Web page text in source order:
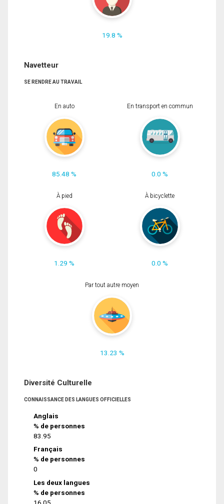
19.8 %
Navetteur
SE RENDRE AU TRAVAIL
En auto
85.48 %
En transport en commun
0.0 %
À pied
1.29 %
À bicyclette
0.0 %
Par tout autre moyen
13.23 %
Diversité Culturelle
CONNAISSANCE DES LANGUES OFFICIELLES
Anglais
% de personnes
83.95
Français
% de personnes
0
Les deux langues
% de personnes